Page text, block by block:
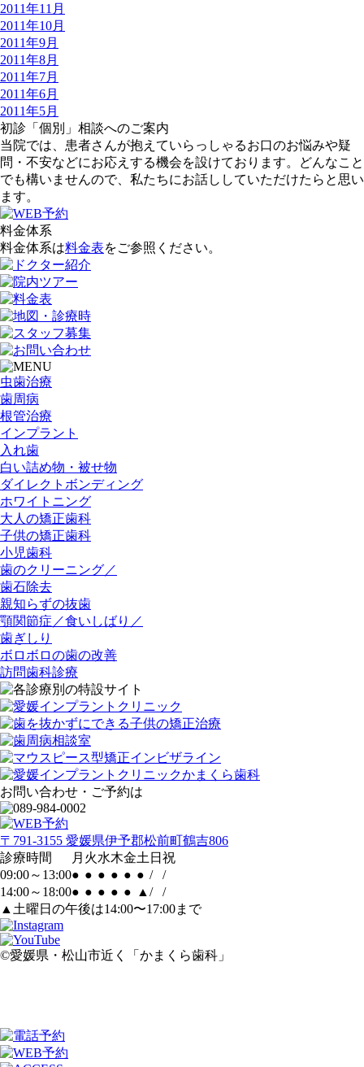
2011年11月
2011年10月
2011年9月
2011年8月
2011年7月
2011年6月
2011年5月
初診「個別」相談へのご案内
当院では、患者さんが抱えていらっしゃるお口のお悩みや疑
問・不安などにお応えする機会を設けております。どんなこと
でも構いませんので、私たちにお話ししていただけたらと思い
ます。
料金体系
料金体系は料金表をご参照ください。
虫歯治療
歯周病
根管治療
インプラント
入れ歯
白い詰め物・被せ物
ダイレクトボンディング
ホワイトニング
大人の矯正歯科
子供の矯正歯科
小児歯科
歯のクリーニング／
歯石除去
親知らずの抜歯
顎関節症／食いしばり／
歯ぎしり
ボロボロの歯の改善
訪問歯科診療
お問い合わせ・ご予約は
〒791-3155 愛媛県伊予郡松前町鶴吉806
診療時間
月 火水木金土 日 祝
09:00～13:00● ● ● ● ● ● /
/
14:00～18:00● ● ● ● ● ▲ /
/
▲土曜日の午後は14:00〜17:00まで
©愛媛県・松山市近く「かまくら歯科」